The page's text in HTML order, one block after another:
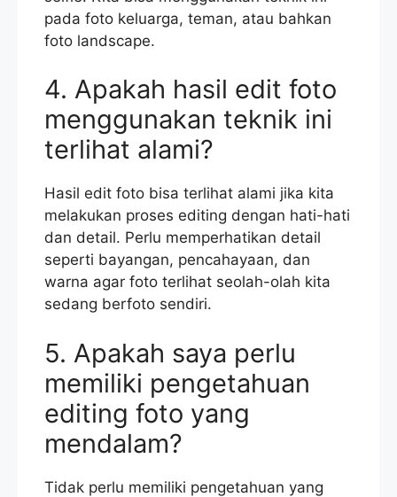
pada foto keluarga, teman, atau bahkan
foto landscape.
4. Apakah hasil edit foto
menggunakan teknik ini
terlihat alami?
Hasil edit foto bisa terlihat alami jika kita
melakukan proses editing dengan hati-hati
dan detail. Perlu memperhatikan detail
seperti bayangan, pencahayaan, dan
warna agar foto terlihat seolah-olah kita
sedang berfoto sendiri.
5. Apakah saya perlu
memiliki pengetahuan
editing foto yang
mendalam?
Tidak perlu memiliki pengetahuan yang